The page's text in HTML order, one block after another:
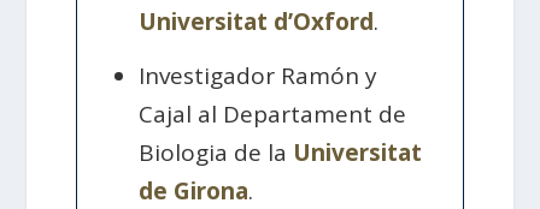
Universitat d’Oxford.
Investigador Ramón y
Cajal al Departament de
Biologia de la Universitat
de Girona.